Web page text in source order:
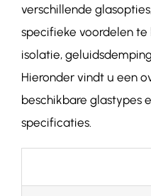
verschillende
specifieke voordelen
isolatie,
Hieronder vindt u een
beschikbare glastypes
specificaties.